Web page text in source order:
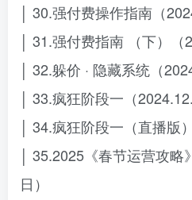
│ 30.强付费操作指南（
│ 31.强付费指南 （下）（
│ 32.躲价 · 隐藏系统（
│ 33.疯狂阶段一（
│ 34.疯狂阶段一（直播版
│ 35.2025《春节运营攻略
日）